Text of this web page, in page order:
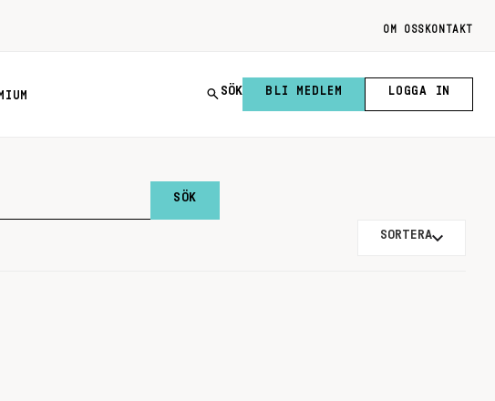
OM OSS KONTAKT
SÖK BLI MEDLEM LOGGA IN
SORTERA